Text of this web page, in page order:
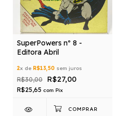
SuperPowers nº 8 -
Editora Abril
2x de R$13,50 sem juros
R$30,00 R$27,00
R$25,65 com Pix